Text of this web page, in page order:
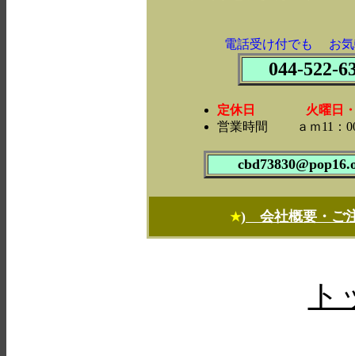
電話受け付でも お気
044-522-
定休日 火曜日・第
営業時間 ａｍ11：00
★) 会社概要・ご